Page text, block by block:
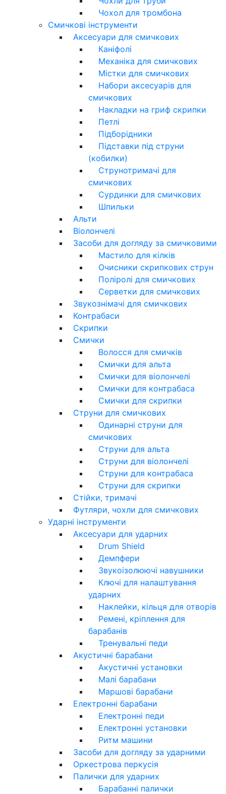
Чохол для тромбона
Смичкові інструменти
Аксесуари для смичкових
Каніфолі
Механіка для смичкових
Містки для смичкових
Набори аксесуарів для
смичкових
Накладки на гриф скрипки
Петлі
Підборідники
Підставки під струни
(кобилки)
Струнотримачі для
смичкових
Сурдинки для смичкових
Шпильки
Альти
Віолончелі
Засоби для догляду за смичковими
Мастило для кілків
Очисники скрипкових струн
Поліролі для смичкових
Серветки для смичкових
Звукознімачі для смичкових
Контрабаси
Скрипки
Смички
Волосся для смичків
Смички для альта
Смички для віолончелі
Смички для контрабаса
Смички для скрипки
Струни для смичкових
Одинарні струни для
смичкових
Струни для альта
Струни для віолончелі
Струни для контрабаса
Струни для скрипки
Стійки, тримачі
Футляри, чохли для смичкових
Ударні інструменти
Аксесуари для ударних
Drum Shield
Демпфери
Звукоізолюючі навушники
Ключі для налаштування
ударних
Наклейки, кільця для отворів
Ремені, кріплення для
барабанів
Тренувальні педи
Акустичні барабани
Акустичні установки
Малі барабани
Маршові барабани
Електронні барабани
Електронні педи
Електронні установки
Ритм машини
Засоби для догляду за ударними
Оркестрова перкусія
Палички для ударних
Барабанні палички